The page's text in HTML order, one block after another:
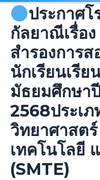
ประกาศโ
กัลยาณีเรื่อง
สำรองการ
นักเรียนเรี
มัธยมศึกษา
2568ประเภ
วิทยาศาสต
เทคโนโลยี
(SMTE)